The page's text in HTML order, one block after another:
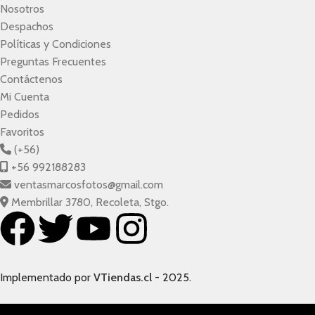
Nosotros
Despachos
Políticas y Condiciones
Preguntas Frecuentes
Contáctenos
Mi Cuenta
Pedidos
Favoritos
(+56)
+56 992188283
ventasmarcosfotos@gmail.com
Membrillar 3780, Recoleta, Stgo.
Implementado por VTiendas.cl - 2025.